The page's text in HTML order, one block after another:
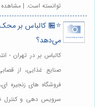
توانسته است. |
⭐️🏪 کالباس بر
می‌دهد؟
کالباس بر در تهران -
صنایع غذایی، از
فروشگاه های زنجیره
سرویس دهی و کنترل